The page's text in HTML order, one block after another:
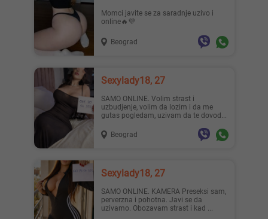
Momci javite se za saradnje uzivo i
online🔥💜
Beograd
Sexylady18, 27
SAMO ONLINE. Volim strast i
uzbudjenje, volim da lozim i da me
gutas pogledam, uzivam da te dovod...
Beograd
Sexylady18, 27
SAMO ONLINE. KAMERA Preseksi sam,
perverzna i pohotna. Javi se da
uzivamo. Obozavam strast i kad ...